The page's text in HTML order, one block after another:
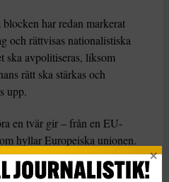
har redan markerat
och rättvisas nationalistiska
ska avpolitiseras, liksom
rätt ska stärkas och
upp.
en tvär gir – från en EU-
hyllar Europeiska unionen.